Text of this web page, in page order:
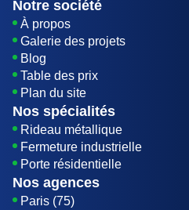
Notre société
À propos
Galerie des projets
Blog
Table des prix
Plan du site
Nos spécialités
Rideau métallique
Fermeture industrielle
Porte résidentielle
Nos agences
Paris (75)